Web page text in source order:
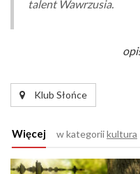
talent Wawrzusia.
Klub Słońce
Więcej w kategoriikultura